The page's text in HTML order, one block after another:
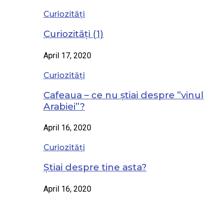
Curiozități
Curiozități (1)
April 17, 2020
Curiozități
Cafeaua – ce nu știai despre ”vinul
Arabiei”?
April 16, 2020
Curiozități
Știai despre tine asta?
April 16, 2020